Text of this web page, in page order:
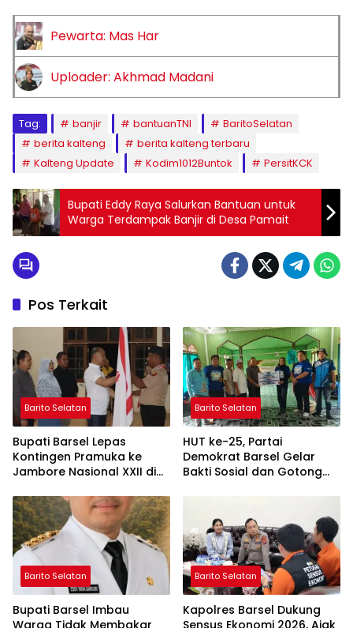
Pewarta: Mas Har
Uploader: Akhmad Madani
Tag: banjir bantuanTNI
BaritoSelatan
berita kalteng
berita kalteng terbaru
Kalteng Update
Kodim1012Buntok PersitKCK
Bupati Eddy Raya Salurkan Bantuan untuk
Warga Terdampak Banjir di Desa Pamait
Pos Terkait
Barito Selatan
Bupati Barsel Lepas
Kontingen Pramuka ke
Jambore Nasional XXII di
Barito Selatan
HUT ke-25, Partai
Demokrat Barsel Gelar
Bakti Sosial dan Gotong
Ashfiya
Barito Selatan
Bupati Barsel Imbau
Barito Selatan
Kapolres Barsel Dukung